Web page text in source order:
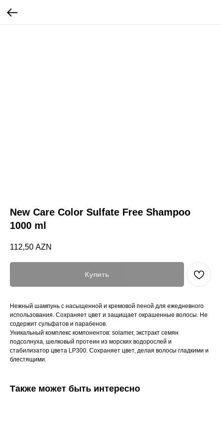
New Care Color Sulfate Free Shampoo
1000 ml
112,50 AZN
Купить
Нежный шампунь с насыщенной и кремовой пеной для ежедневного
использования. Сохраняет цвет и защищает окрашенные волосы. Не
содержит сульфатов и парабенов.
Уникальный комплекс компонентов: solamer, экстракт семян
подсолнуха, шелковый протеин из морских водорослей и
стабилизатор цвета LP300. Сохраняет цвет, делая волосы гладкими и
блестящими.
Также может быть интересно